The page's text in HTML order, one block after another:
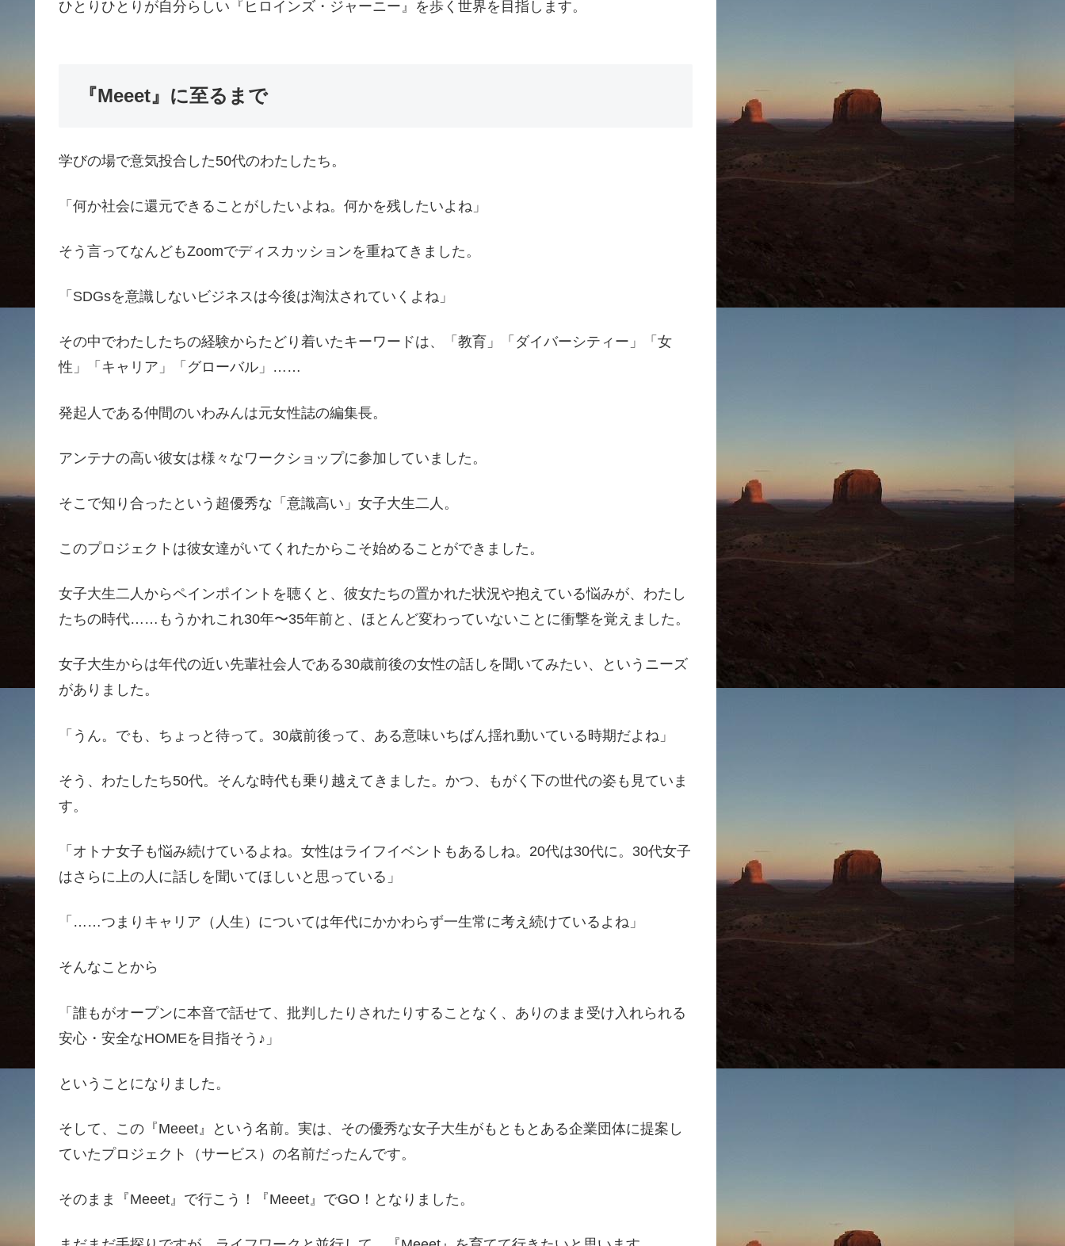
ひとりひとりが自分らしい『ヒロインズ・ジャーニー』を歩く世界を目指します。
『Meeet』に至るまで
学びの場で意気投合した50代のわたしたち。
「何か社会に還元できることがしたいよね。何かを残したいよね」
そう言ってなんどもZoomでディスカッションを重ねてきました。
「SDGsを意識しないビジネスは今後は淘汰されていくよね」
その中でわたしたちの経験からたどり着いたキーワードは、「教育」「ダイバーシティー」「女
性」「キャリア」「グローバル」……
発起人である仲間のいわみんは元女性誌の編集長。
アンテナの高い彼女は様々なワークショップに参加していました。
そこで知り合ったという超優秀な「意識高い」女子大生二人。
このプロジェクトは彼女達がいてくれたからこそ始めることができました。
女子大生二人からペインポイントを聴くと、彼女たちの置かれた状況や抱えている悩みが、わたし
たちの時代……もうかれこれ30年〜35年前と、ほとんど変わっていないことに衝撃を覚えました。
女子大生からは年代の近い先輩社会人である30歳前後の女性の話しを聞いてみたい、というニーズ
がありました。
「うん。でも、ちょっと待って。30歳前後って、ある意味いちばん揺れ動いている時期だよね」
そう、わたしたち50代。そんな時代も乗り越えてきました。かつ、もがく下の世代の姿も見ていま
す。
「オトナ女子も悩み続けているよね。女性はライフイベントもあるしね。20代は30代に。30代女子
はさらに上の人に話しを聞いてほしいと思っている」
「……つまりキャリア（人生）については年代にかかわらず一生常に考え続けているよね」
そんなことから
「誰もがオープンに本音で話せて、批判したりされたりすることなく、ありのまま受け入れられる
安心・安全なHOMEを目指そう♪」
ということになりました。
そして、この『Meeet』という名前。実は、その優秀な女子大生がもともとある企業団体に提案し
ていたプロジェクト（サービス）の名前だったんです。
そのまま『Meeet』で行こう！『Meeet』でGO！となりました。